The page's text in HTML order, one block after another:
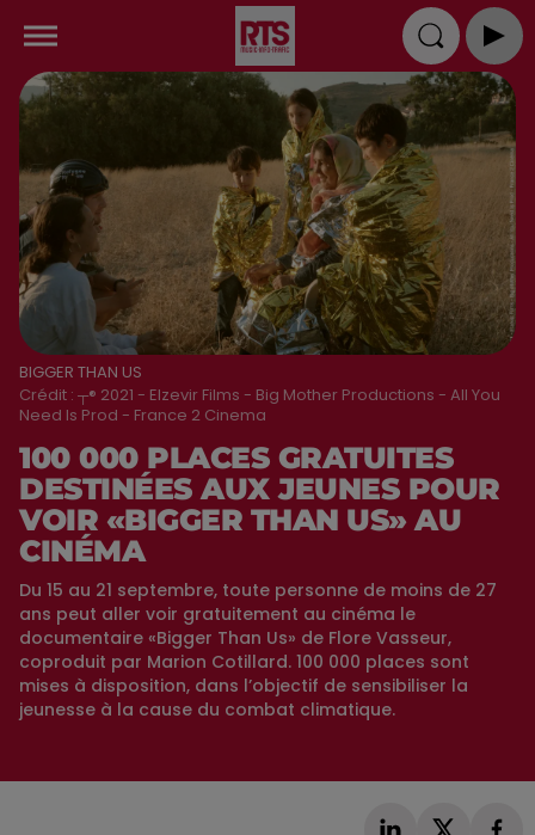
BIGGER THAN US
Crédit : ┬® 2021 - Elzevir Films - Big Mother Productions - All You
Need Is Prod - France 2 Cinema
100 000 PLACES GRATUITES
DESTINÉES AUX JEUNES POUR
VOIR «BIGGER THAN US» AU
CINÉMA
Du 15 au 21 septembre, toute personne de moins de 27
ans peut aller voir gratuitement au cinéma le
documentaire «Bigger Than Us» de Flore Vasseur,
coproduit par Marion Cotillard. 100 000 places sont
mises à disposition, dans l’objectif de sensibiliser la
jeunesse à la cause du combat climatique.